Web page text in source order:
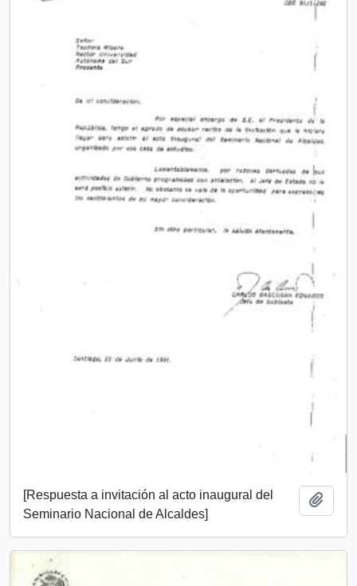
[Respuesta a invitación al acto inaugural del
Seminario Nacional de Alcaldes]